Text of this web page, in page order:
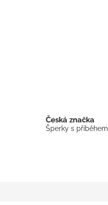
Česká značka
Šperky s příběhem